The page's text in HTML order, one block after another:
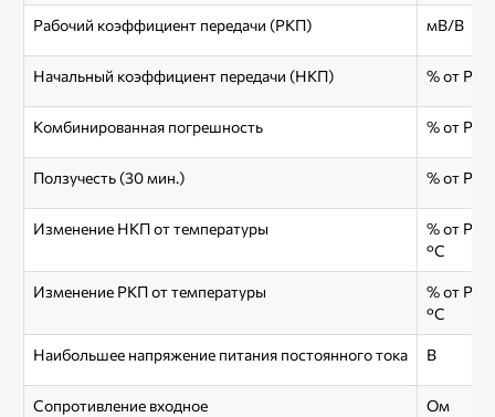
Рабочий коэффициент передачи (РКП) мВ/В
Начальный коэффициент передачи (НКП) % от РКП
Комбинированная погрешность % от РКП
Ползучесть (30 мин.) % от РКП
Изменение НКП от температуры
% от
°С
Изменение РКП от температуры
% от
°С
Наибольшее напряжение питания постоянного тока В
Сопротивление входное Ом